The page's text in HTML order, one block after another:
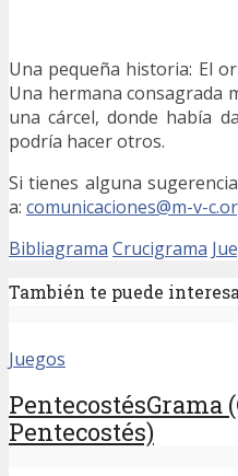
Una pequeña historia: El
Una hermana consagrada
una cárcel, donde había
podría hacer otros.
Si tienes alguna
a: comunicaciones@m-v-
Bibliagrama Crucigrama
También te puede
Juegos
PentecostésGrama
Pentecostés)